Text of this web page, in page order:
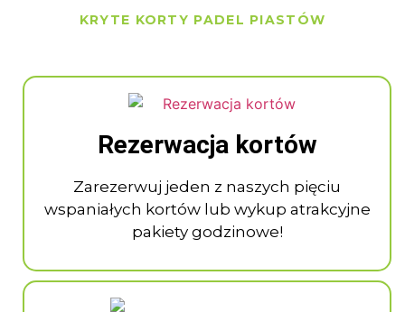
KRYTE KORTY PADEL PIASTÓW
Rezerwacja kortów
Zarezerwuj jeden z naszych pięciu
wspaniałych kortów lub wykup atrakcyjne
pakiety godzinowe!